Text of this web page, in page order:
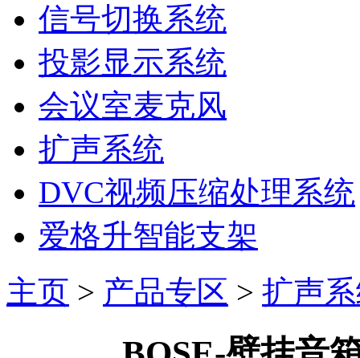
信号切换系统
投影显示系统
会议室麦克风
扩声系统
DVC视频压缩处理系统
爱格升智能支架
主页 > 产品专区 > 扩声